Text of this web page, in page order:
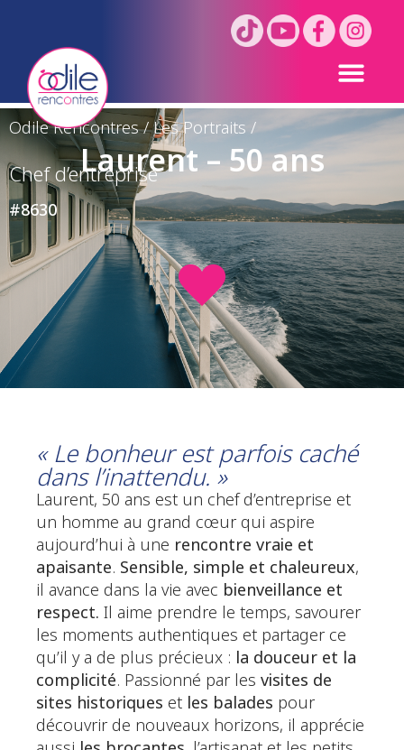
Odile Rencontres/Les Portraits /
Laurent – 50 ans
Chef d’entreprise
#8630
« Le bonheur est parfois caché
dans l’inattendu. »
Laurent, 50 ans est un chef d’entreprise et
un homme au grand cœur qui aspire
aujourd’hui à une rencontre vraie et
apaisante. Sensible, simple et chaleureux,
il avance dans la vie avec bienveillance et
respect. Il aime prendre le temps, savourer
les moments authentiques et partager ce
qu’il y a de plus précieux : la douceur et la
complicité. Passionné par les visites de
sites historiques et les balades pour
découvrir de nouveaux horizons, il apprécie